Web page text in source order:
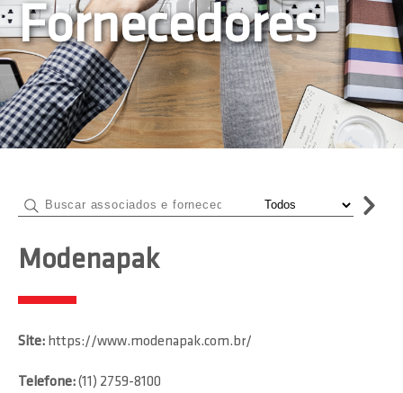
Fornecedores
Modenapak
Site: https://www.modenapak.com.br/
Telefone:(11) 2759-8100